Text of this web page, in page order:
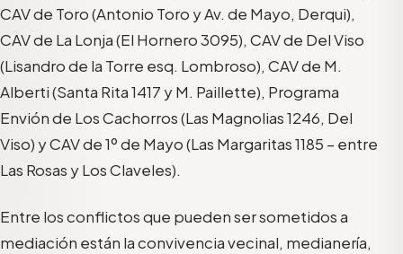
CAV de Toro (Antonio Toro y Av. de Mayo, Derqui),
CAV de La Lonja (El Hornero 3095), CAV de Del Viso
(Lisandro de la Torre esq. Lombroso), CAV de M.
Alberti (Santa Rita 1417 y M. Paillette), Programa
Envión de Los Cachorros (Las Magnolias 1246, Del
Viso) y CAV de 1º de Mayo (Las Margaritas 1185 – entre
Las Rosas y Los Claveles).
Entre los conflictos que pueden ser sometidos a
mediación están la convivencia vecinal, medianería,